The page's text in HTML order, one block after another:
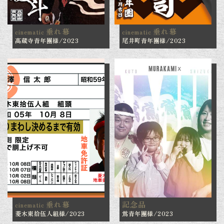
cinematic 垂れ幕
髙蔵寺青年團様/2023
cinematic 垂れ幕
尾井町青年團様/2023
cinematic 垂れ幕
菱木東拾伍人組様/2023
記念品
鴬青年團様/2023